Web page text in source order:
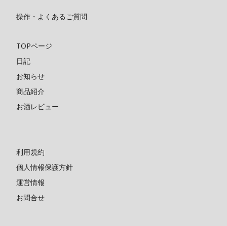
操作・よくあるご質問
TOPページ
日記
お知らせ
商品紹介
お酒レビュー
利用規約
個人情報保護方針
運営情報
お問合せ